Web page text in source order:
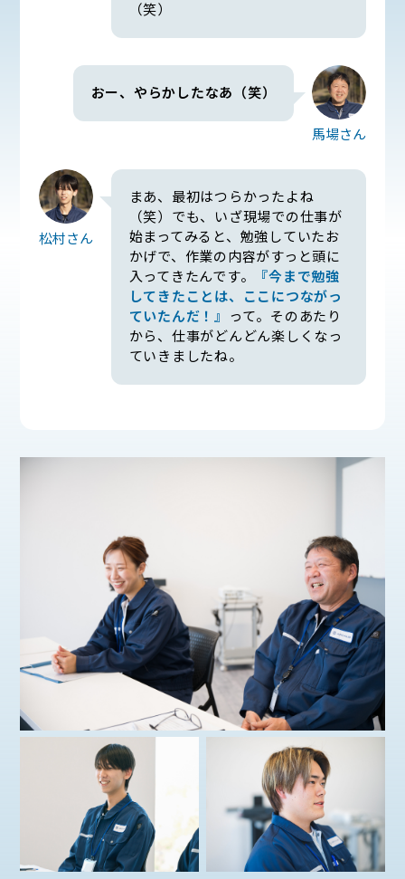
（笑）
おー、やらかしたなあ（笑）
馬場さん
松村さん
まあ、最初はつらかったよね
（笑）でも、いざ現場での仕事が
始まってみると、勉強していたお
かげで、作業の内容がすっと頭に
入ってきたんです。
『今まで勉強
してきたことは、ここにつながっ
ていたんだ！』
って。そのあたり
から、仕事がどんどん楽しくなっ
ていきましたね。